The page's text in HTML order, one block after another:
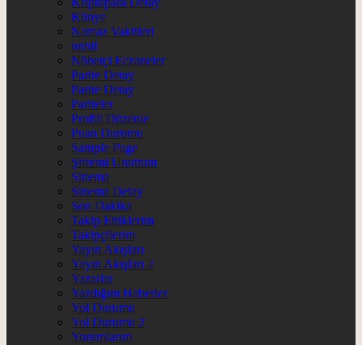
Künye
Namaz Vakitleri
nnbil
Nöbetçi Eczaneler
Parite Detay
Parite Detay
Pariteler
Profili Düzenle
Puan Durumu
Sample Page
Şifremi Unuttum
Sinema
Sinema Detay
Son Dakika
Takip Ettiklerim
Takipçilerim
Yayın Akışları
Yayın Akışları 2
Yazarlar
Yazdığım Haberler
Yol Durumu
Yol Durumu 2
Yorumlarım